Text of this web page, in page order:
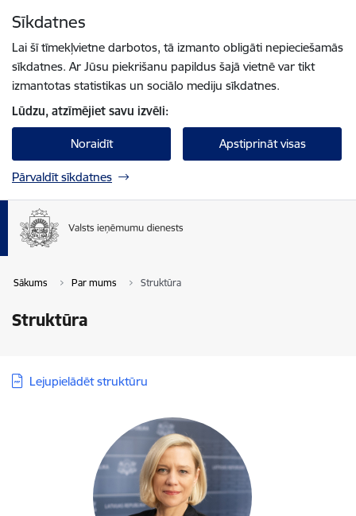
Sīkdatnes
Lai šī tīmekļvietne darbotos, tā izmanto obligāti nepieciešamās
sīkdatnes. Ar Jūsu piekrišanu papildus šajā vietnē var tikt
izmantotas statistikas un sociālo mediju sīkdatnes.
Lūdzu, atzīmējiet savu izvēli:
Noraidīt Apstiprināt visas
Pārvaldīt sīkdatnes
Sākums Par mums Struktūra
Struktūra
Lejupielādēt struktūru